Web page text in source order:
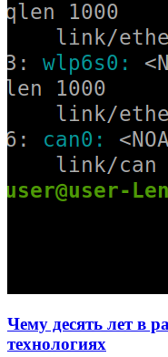
Чему десять лет в
технологиях